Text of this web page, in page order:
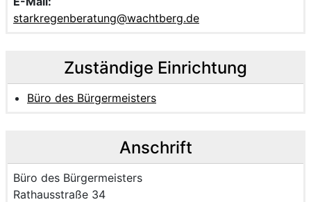
starkregenberatung@wachtberg.de
Zuständige Einrichtung
Büro des Bürgermeisters
Anschrift
Name der Einrichtung:
Büro des Bürgermeisters
Strasse und Hausnummer
Rathausstraße 34